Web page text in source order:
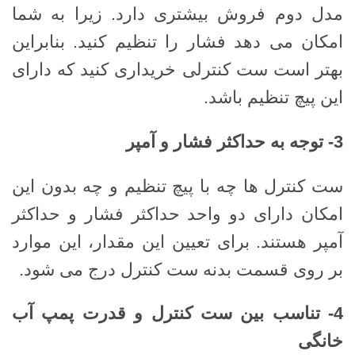
مدل دوم فروش بیشتری دارد. زیرا به شما
امکان می دهد فشار را تنظیم کنید. بنابراین
بهتر است ست کنترلی خریداری کنید که دارای
این پیچ تنظیم باشد.
3- توجه به حداکثر فشار و آمپر
ست کنترل ها چه با پیچ تنظیم و چه بدون این
امکان دارای دو واحد حداکثر فشار و حداکثر
آمپر هستند. برای تعیین این مقدار، این موارد
بر روی قسمت بدنه ست کنترل درج می شود.
4-
تناسب بین ست کنترل و قدرت پمپ آب
خانگی